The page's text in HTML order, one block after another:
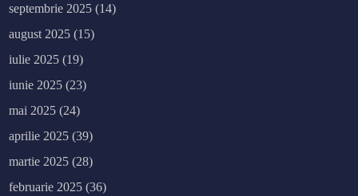
septembrie 2025 (14)
august 2025 (15)
iulie 2025 (19)
iunie 2025 (23)
mai 2025 (24)
aprilie 2025 (39)
martie 2025 (28)
februarie 2025 (36)